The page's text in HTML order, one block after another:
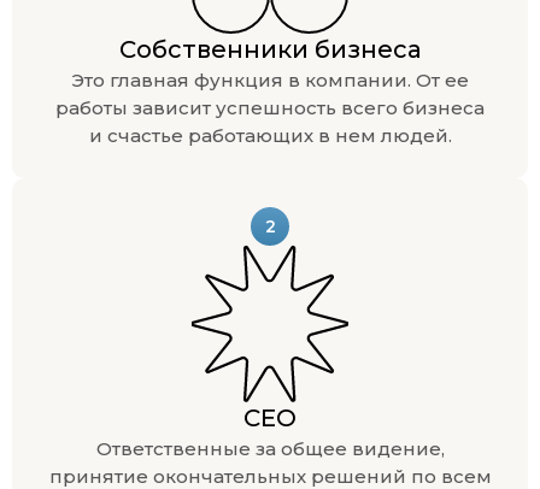
Собственники бизнеса
Это главная функция в компании. От ее
работы зависит успешность всего бизнеса
и счастье работающих в нем людей.
2
CEO
Ответственные за общее видение,
принятие окончательных решений по всем